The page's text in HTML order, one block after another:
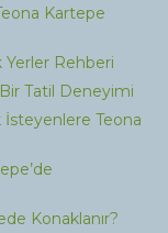
Kartepe
Yerler Rehberi
Tatil Deneyimi
Teona
Konaklanır?